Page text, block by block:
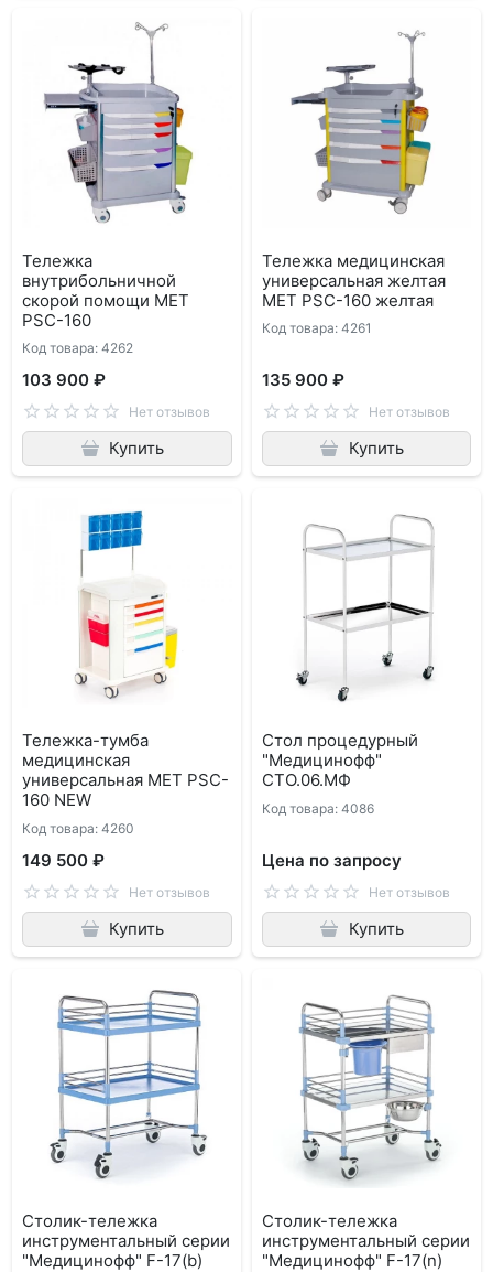
Тележка
внутрибольничной
скорой помощи MET
PSC-160
Код товара: 4262
103 900 ₽
Нет отзывов
Купить
Тележка медицинская
универсальная желтая
MET PSC-160 желтая
Код товара: 4261
135 900 ₽
Нет отзывов
Купить
Тележка-тумба
медицинская
универсальная MET PSC-
160 NEW
Код товара: 4260
149 500 ₽
Нет отзывов
Купить
Cтол процедурный
"Медицинофф"
СТО.06.МФ
Код товара: 4086
Цена по запросу
Нет отзывов
Купить
Столик-тележка
инструментальный серии
"Медицинофф" F-17(b)
Столик-тележка
инструментальный серии
"Медицинофф" F-17(n)